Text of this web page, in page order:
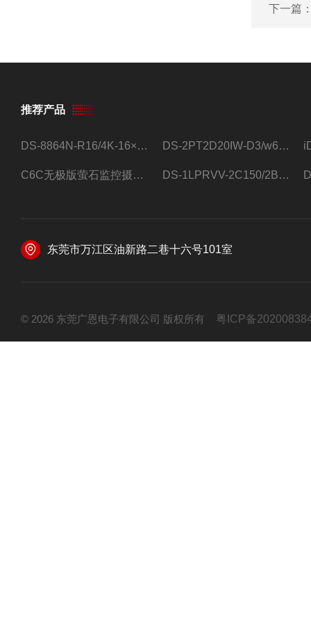
下一篇
推荐产品
DS-8864N-R16/4K-16×4T/希捷16盘位录像机 DS-2PT2D20IW-D3/w64路高清硬盘录像机
C6C无极版萤石监控摄像头 DS-1LPRVV-2C150/2B监控室外夜视高清电源线护套线200米/卷
东莞市万江区油新路二巷十六号101室
© 2026 东莞广恩电子有限公司 版权所有 粤ICP备